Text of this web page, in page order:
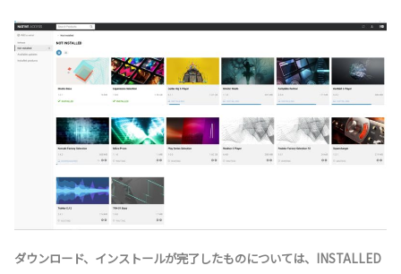
ダウンロード、インストールが完了したものについては、INSTALLED